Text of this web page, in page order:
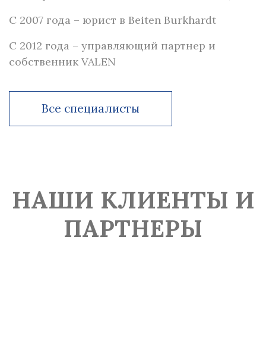
С 2007 года – юрист в Beiten Burkhardt
C 2012 года – управляющий партнер и
собственник VALEN
Все специалисты
C 2023 года — глава судебной практики в
Все специалисты
Французский
корпоративного права
C 2022 года — Глава юридической практики в
НАШИ КЛИЕНТЫ И
ПАРТНЕРЫ